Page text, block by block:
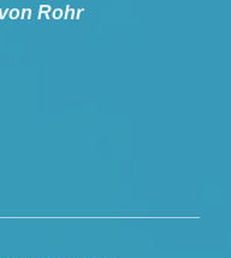
Rohr